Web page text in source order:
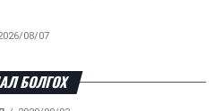
технологийг лагийн
ашиглах чиглэлээр олон
08/07
БОЛГОХ